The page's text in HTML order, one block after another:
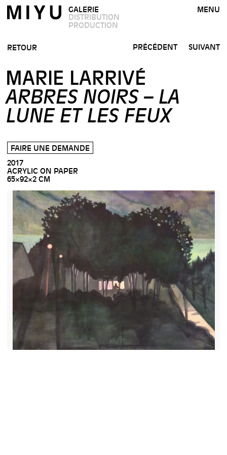
GALERIE
DISTRIBUTION
PRODUCTION
MENU
RETOUR
MARIE LARRIVÉ
ARBRES NOIRS – LA
LUNE ET LES FEUX
FAIRE UNE DEMANDE
2017
ACRYLIC ON PAPER
65×92×2 CM
PRÉCÉDENT SUIVANT